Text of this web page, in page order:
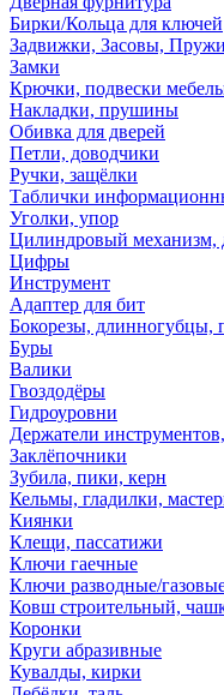
Бирки/Кольца для ключей
Задвижки, Засовы,
Замки
Крючки, подвески
Накладки, прушины
Обивка для дверей
Петли, доводчики
Ручки, защёлки
Таблички
Уголки, упор
Цилиндровый механизм,
Цифры
Инструмент
Адаптер для бит
Бокорезы, длинногубцы,
Буры
Валики
Гвоздодёры
Гидроуровни
Держатели
Заклёпочники
Зубила, пики, керн
Кельмы, гладилки,
Киянки
Клещи, пассатижи
Ключи гаечные
Ключи разводные/
Ковш строительный,
Коронки
Круги абразивные
Кувалды, кирки